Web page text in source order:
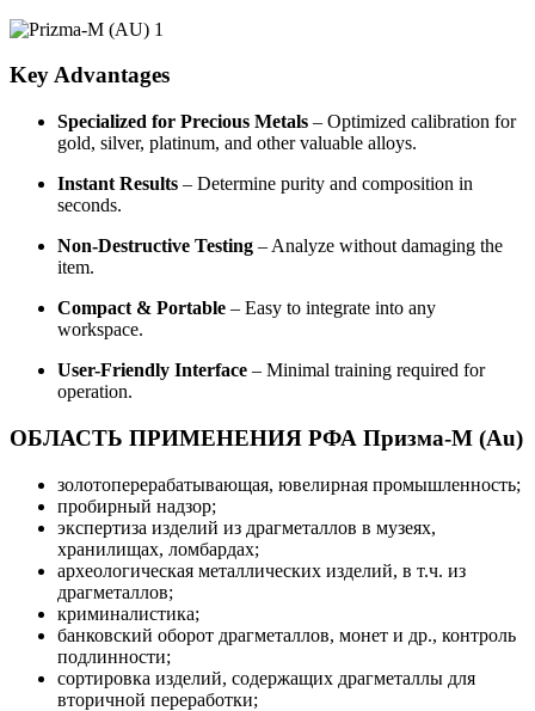
Key Advantages
Specialized for Precious Metals – Optimized calibration for
gold, silver, platinum, and other valuable alloys.
Instant Results – Determine purity and composition in
seconds.
Non-Destructive Testing – Analyze without damaging the
item.
Compact & Portable – Easy to integrate into any
workspace.
User-Friendly Interface – Minimal training required for
operation.
ОБЛАСТЬ ПРИМЕНЕНИЯ РФА Призма-М (Au)
золотоперерабатывающая, ювелирная промышленность;
пробирный надзор;
экспертиза изделий из драгметаллов в музеях,
хранилищах, ломбардах;
археологическая металлических изделий, в т.ч. из
драгметаллов;
криминалистика;
банковский оборот драгметаллов, монет и др., контроль
подлинности;
сортировка изделий, содержащих драгметаллы для
вторичной переработки;